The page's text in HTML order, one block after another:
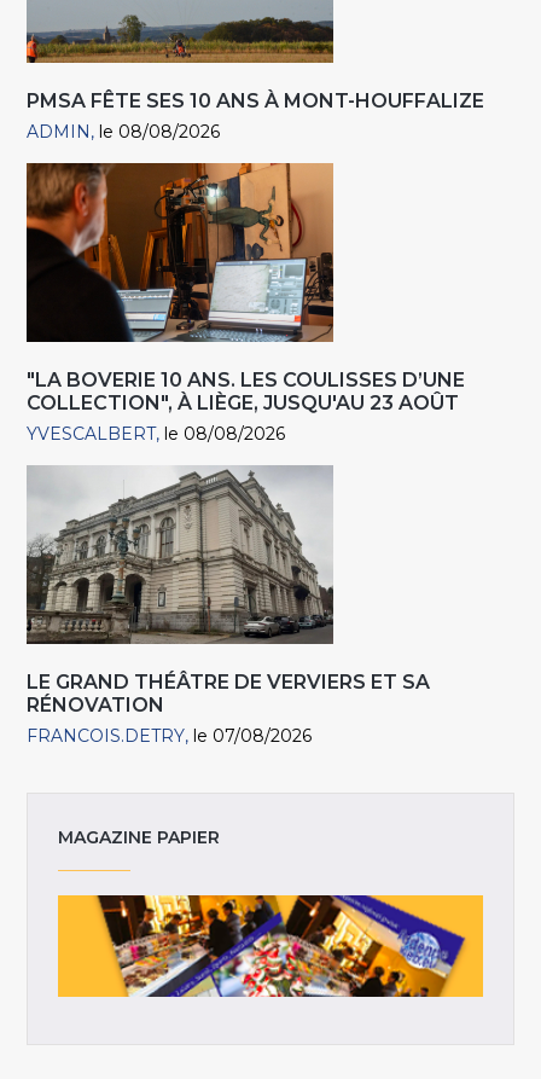
PMSA FÊTE SES 10 ANS À MONT-HOUFFALIZE
ADMIN le 08/08/2026
"LA BOVERIE 10 ANS. LES COULISSES D’UNE
COLLECTION", À LIÈGE, JUSQU'AU 23 AOÛT
YVESCALBERT le 08/08/2026
LE GRAND THÉÂTRE DE VERVIERS ET SA
RÉNOVATION
FRANCOIS.DETRY le 07/08/2026
MAGAZINE PAPIER